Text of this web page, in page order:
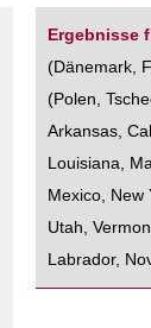
Ergebnisse
(Dänemark,
(Polen,
Arkansas,
Louisiana,
Mexico, New
Utah,
Labrador,